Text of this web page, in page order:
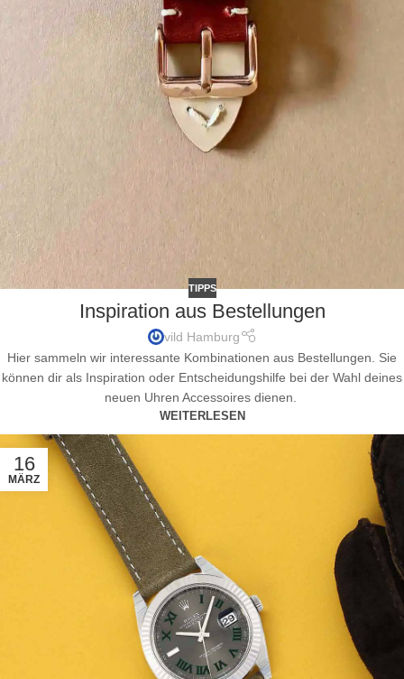
TIPPS
Inspiration aus Bestellungen
vild Hamburg
Hier sammeln wir interessante Kombinationen aus Bestellungen. Sie
können dir als Inspiration oder Entscheidungshilfe bei der Wahl deines
neuen Uhren Accessoires dienen.
WEITERLESEN
16
MÄRZ